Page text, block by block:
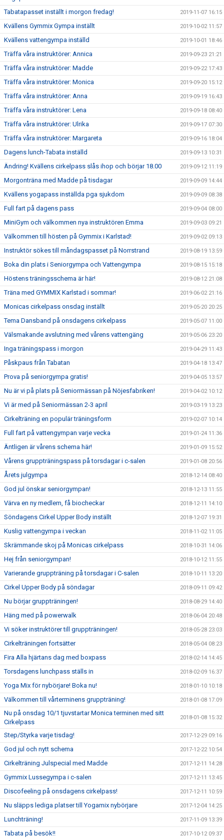
Tabatapasset inställt i morgon fredag! 2019-11-07 16:15
Kvällens Gymmix Gympa inställt 2019-10-02 11:57
Kvällens vattengympa inställd 2019-10-01 18:46
Träffa våra instruktörer: Annica 2019-09-23 21:21
Träffa våra instruktörer: Madde 2019-09-22 17:43
Träffa våra instruktörer: Monica 2019-09-20 15:12
Träffa våra instruktörer: Anna 2019-09-19 16:43
Träffa våra instruktörer: Lena 2019-09-18 08:40
Träffa våra instruktörer: Ulrika 2019-09-17 07:30
Träffa våra instruktörer: Margareta 2019-09-16 18:04
Dagens lunch-Tabata inställd 2019-09-13 10:31
Ändring! Kvällens cirkelpass slås ihop och börjar 18.00 2019-09-12 11:19
Morgonträna med Madde på tisdagar 2019-09-09 14:44
Kvällens yogapass inställda pga sjukdom 2019-09-09 08:38
Full fart på dagens pass 2019-09-04 08:00
MiniGym och välkommen nya instruktören Emma 2019-09-03 09:21
Välkommen till hösten på Gymmix i Karlstad! 2019-09-02 09:13
Instruktör sökes till måndagspasset på Norrstrand 2019-08-19 13:59
Boka din plats i Seniorgympa och Vattengympa 2019-08-15 15:18
Höstens träningsschema är här! 2019-08-12 21:08
Träna med GYMMIX Karlstad i sommar! 2019-06-02 21:16
Monicas cirkelpass onsdag inställt 2019-05-20 20:25
Tema Dansband på onsdagens cirkelpass 2019-05-07 11:00
Välsmakande avslutning med vårens vattengäng 2019-05-06 23:20
Inga träningspass i morgon 2019-04-29 11:43
Påskpaus från Tabatan 2019-04-18 13:47
Prova på seniorgympa gratis! 2019-04-05 13:57
Nu är vi på plats på Seniormässan på Nöjesfabriken! 2019-04-02 10:12
Vi är med på Seniormässan 2-3 april 2019-03-19 13:23
Cirkelträning en populär träningsform 2019-02-07 10:14
Full fart på vattengympan varje vecka 2019-01-24 11:36
Äntligen är vårens schema här! 2019-01-09 15:52
Vårens gruppträningspass på torsdagar i c-salen 2019-01-08 20:56
Årets julgympa 2018-12-14 08:40
God jul önskar seniorgympan! 2018-12-13 11:55
Värva en ny medlem, få biocheckar 2018-12-11 14:10
Söndagens Cirkel Upper Body inställt 2018-12-07 19:31
Kuslig vattengympa i veckan 2018-11-02 11:05
Skrämmande skoj på Monicas cirkelpass 2018-10-31 14:06
Hej från seniorgympan! 2018-10-12 11:55
Varierande gruppträning på torsdagar i C-salen 2018-10-11 13:20
Cirkel Upper Body på söndagar 2018-09-11 09:42
Nu börjar gruppträningen! 2018-08-29 14:40
Häng med på powerwalk 2018-06-04 20:48
Vi söker instruktörer till gruppträningen! 2018-05-28 23:03
Cirkelträningen fortsätter 2018-05-04 08:23
Fira Alla hjärtans dag med boxpass 2018-02-14 14:45
Torsdagens lunchpass ställs in 2018-02-09 16:37
Yoga Mix för nybörjare! Boka nu! 2018-01-10 10:18
Välkommen till vårterminens gruppträning! 2018-01-08 17:09
Nu på onsdag 10/1 tjuvstartar Monica terminen med sitt
Cirkelpass
2018-01-08 15:32
Step/Styrka varje tisdag! 2017-12-29 09:16
God jul och nytt schema 2017-12-22 10:54
Cirkelträning Julspecial med Madde 2017-12-11 14:28
Gymmix Lussegympa i c-salen 2017-12-11 13:45
Discofeeling på onsdagens cirkelpass! 2017-12-11 10:59
Nu släpps lediga platser till Yogamix nybörjare 2017-12-04 14:25
Lunchträning! 2017-11-09 13:39
Tabata på besök!! 2017-10-12 09:37